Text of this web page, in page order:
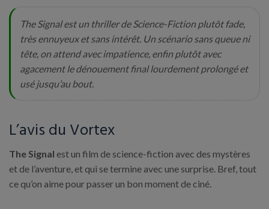
The Signal est un thriller de Science-Fiction plutôt fade,
très ennuyeux et sans intérêt. Un scénario sans queue ni
tête, on attend avec impatience, enfin plutôt avec
agacement le dénouement final lourdement prolongé et
usé jusqu’au bout.
L’avis du Vortex
The Signal est un film de science-fiction avec des mystères
et de l’aventure, et qui se termine avec une surprise. Bref, tout
ce qu’on aime pour passer un bon moment de ciné.